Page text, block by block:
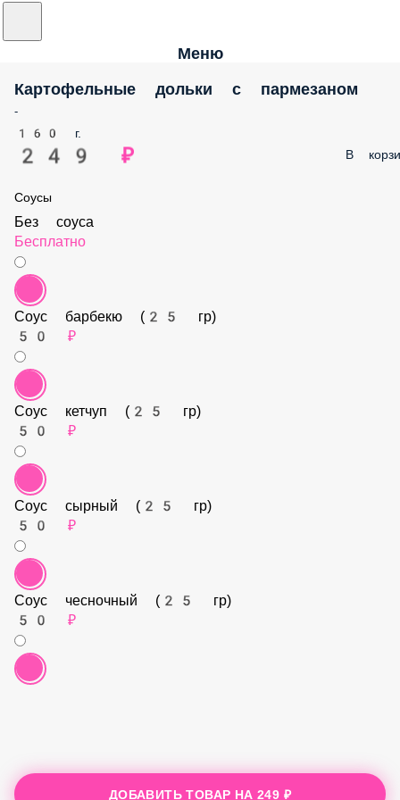
Меню
Картофельные дольки с пармезаном
-
160 г.
249 ₽ В
Соусы
Без соуса
Бесплатно
Соус барбекю (25 гр)
50 ₽
Соус сырный (25 гр)
50 ₽
Соус чесночный (25 гр)
50 ₽
ДОБАВИТЬ ТОВАР НА249 ₽